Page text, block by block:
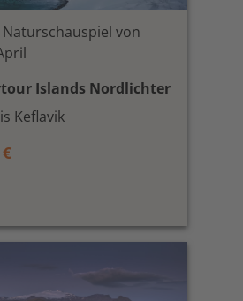
von
Islands Nordlichter
Keflavik